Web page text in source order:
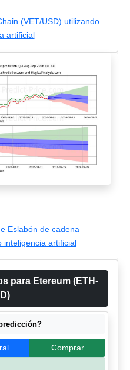
(VET/USD) utilizando
artificial
Eslabón de cadena
inteligencia artificial
para Etereum (ETH-
Comprar